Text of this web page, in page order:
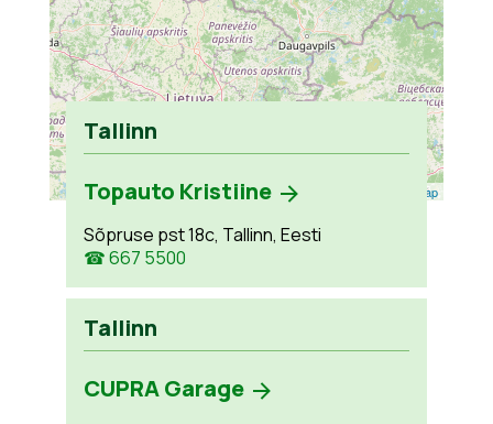
Leaflet OpenStreetMap
Tallinn
Topauto Kristiine
Sõpruse pst 18c, Tallinn, Eesti
☎ 667 5500
Tallinn
CUPRA Garage